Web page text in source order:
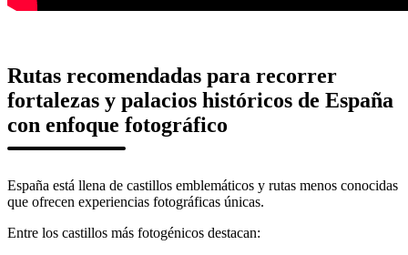
Rutas recomendadas para recorrer
fortalezas y palacios históricos de España
con enfoque fotográfico
España está llena de castillos emblemáticos y rutas menos conocidas
que ofrecen experiencias fotográficas únicas.
Entre los castillos más fotogénicos destacan: